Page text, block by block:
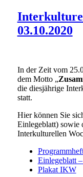
03.10.2020
In der Zeit vom
dem Motto„
die diesjährige
statt.
Hier können Sie
Einlegeblatt) sowie
Interkulturellen
Einlegeblatt
Plakat IKW